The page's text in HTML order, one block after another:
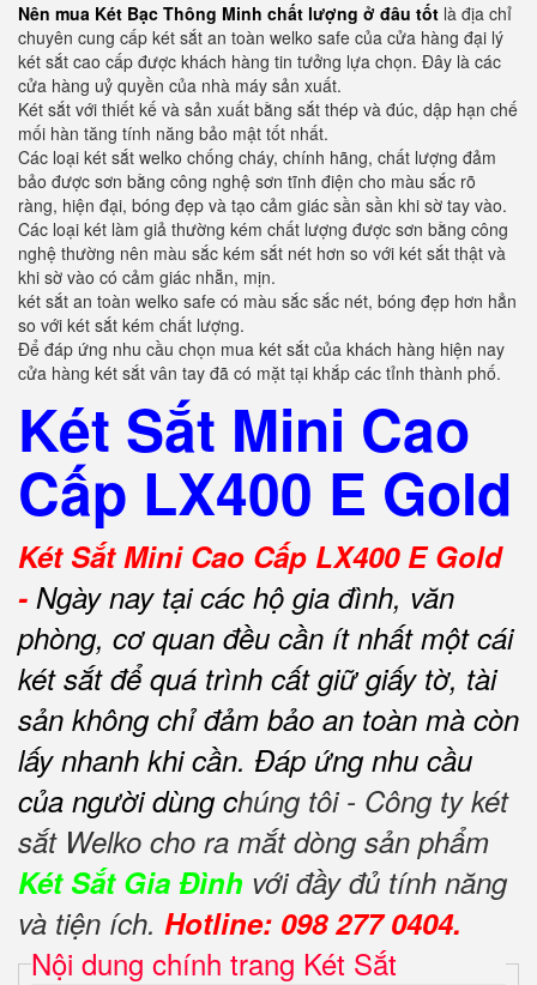
Nên mua Két Bạc Thông Minh chất lượng ở đâu tốt là địa chỉ
chuyên cung cấp két sắt an toàn welko safe của cửa hàng đại lý
két sắt cao cấp được khách hàng tin tưởng lựa chọn. Đây là các
cửa hàng uỷ quyền của nhà máy sản xuất.
Két sắt với thiết kế và sản xuất bằng sắt thép và đúc, dập hạn chế
mối hàn tăng tính năng bảo mật tốt nhất.
Các loại két sắt welko chống cháy, chính hãng, chất lượng đảm
bảo được sơn bằng công nghệ sơn tĩnh điện cho màu sắc rõ
ràng, hiện đại, bóng đẹp và tạo cảm giác sần sần khi sờ tay vào.
Các loại két làm giả thường kém chất lượng được sơn bằng công
nghệ thường nên màu sắc kém sắt nét hơn so với két sắt thật và
khi sờ vào có cảm giác nhẵn, mịn.
két sắt an toàn welko safe có màu sắc sắc nét, bóng đẹp hơn hẳn
so với két sắt kém chất lượng.
Để đáp ứng nhu cầu chọn mua két sắt của khách hàng hiện nay
cửa hàng két sắt vân tay đã có mặt tại khắp các tỉnh thành phố.
Két Sắt Mini Cao
Cấp LX400 E Gold
Két Sắt Mini Cao Cấp LX400 E Gold
- Ngày nay tại các hộ gia đình, văn
phòng, cơ quan đều cần ít nhất một cái
két sắt để quá trình cất giữ giấy tờ, tài
sản không chỉ đảm bảo an toàn mà còn
lấy nhanh khi cần. Đáp ứng nhu cầu
của người dùng chúng tôi - Công ty két
sắt Welko cho ra mắt dòng sản phẩm
Két Sắt Gia Đình với đầy đủ tính năng
và tiện ích. Hotline: 098 277 0404.
Nội dung chính trang Két Sắt